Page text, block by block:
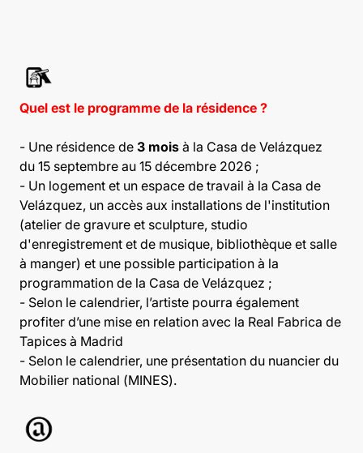
Quel est le programme de la résidence ?
- Une résidence de 3 mois à la Casa de Velázquez
du 15 septembre au 15 décembre 2026 ;
- Un logement et un espace de travail à la Casa de
Velázquez, un accès aux installations de l'institution
(atelier de gravure et sculpture, studio
d'enregistrement et de musique, bibliothèque et salle
à manger) et une possible participation à la
programmation de la Casa de Velázquez ;
- Selon le calendrier, l’artiste pourra également
profiter d’une mise en relation avec la Real Fabrica de
Tapices à Madrid
- Selon le calendrier, une présentation du nuancier du
Mobilier national (MINES).